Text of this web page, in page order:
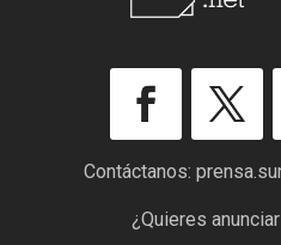
Contáctanos:
¿Quieres